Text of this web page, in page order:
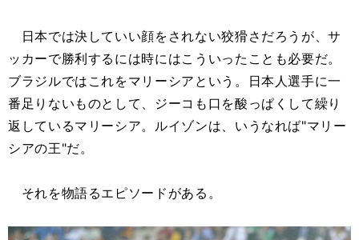
日本では決していい顔をされない狡猾さだろうが、サ
ッカーで勝利するには時にはこういったことも必要だ。
ブラジルではこれをマリーシアという。日本人選手に一
番足りないものとして、ジーコも口を酸っぱくして繰り
返しているマリーシア。ルイゾンは、いうなれば"マリー
シアの王"だ。
それを物語るエピソードがある。